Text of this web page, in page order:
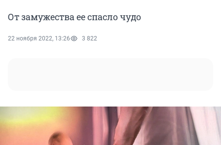
От замужества ее спасло чудо
22 ноября 2022, 13:26 3 822